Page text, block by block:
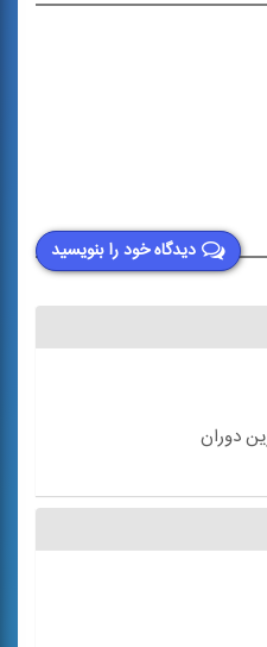
دیدگاه خود را بنویسید